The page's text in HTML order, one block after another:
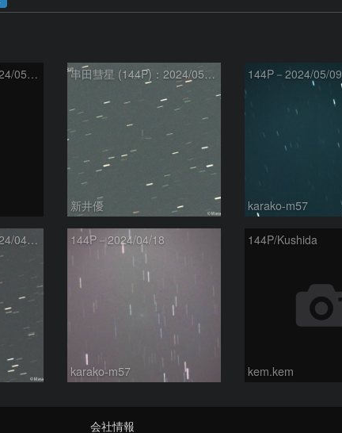
串田彗星 (144P)：2024/05/29 串田彗星 (144P)：2024/05/11
新井優
144P－2024/05/09
karako-m57
串田彗星 (144P)：2024/04/25 144P－2024/04/18
karako-m57
144P/Kushida
kem.kem
会社情報